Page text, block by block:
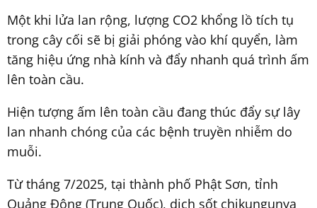
Một khi lửa lan rộng, lượng CO2 khổng lồ tích tụ
trong cây cối sẽ bị giải phóng vào khí quyển, làm
tăng hiệu ứng nhà kính và đẩy nhanh quá trình ấm
lên toàn cầu.
Hiện tượng ấm lên toàn cầu đang thúc đẩy sự lây
lan nhanh chóng của các bệnh truyền nhiễm do
muỗi.
Từ tháng 7/2025, tại thành phố Phật Sơn, tỉnh
Quảng Đông (Trung Quốc), dịch sốt chikungunya